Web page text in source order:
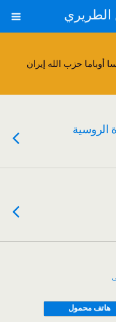
الطريري
أوباما حزب الله إيران
الروسية
هاتف محمول